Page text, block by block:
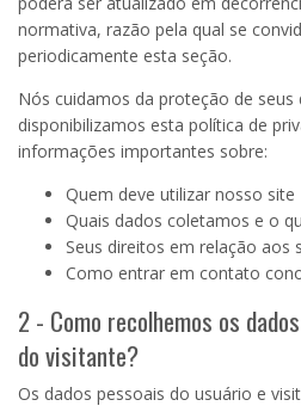
normativa, razão pela qual se
periodicamente esta seção.
Nós cuidamos da proteção de
disponibilizamos esta política de
informações importantes sobre:
Quem deve utilizar nosso site
Quais dados coletamos e o
Seus direitos em relação aos
Como entrar em contato
2 - Como recolhemos os
do visitante?
Os dados pessoais do usuário e